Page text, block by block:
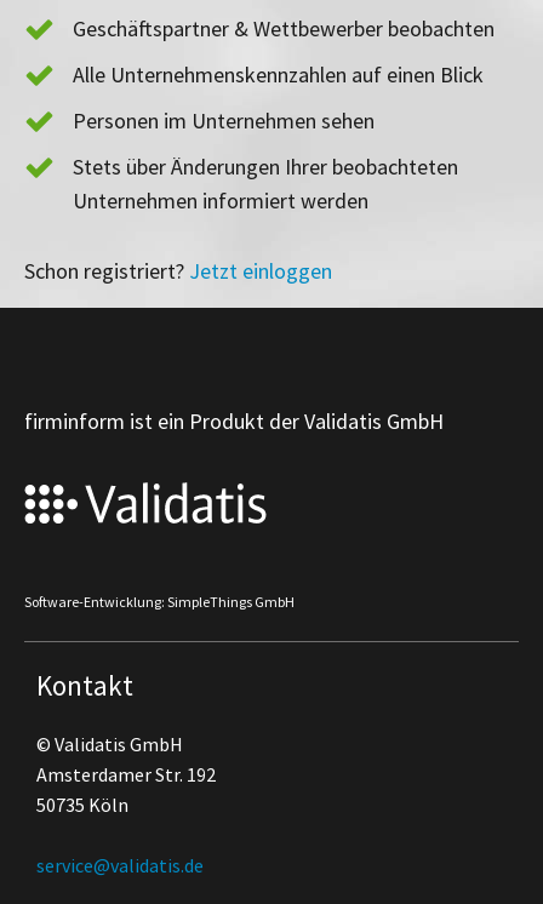
Geschäftspartner & Wettbewerber beobachten
Alle Unternehmenskennzahlen auf einen Blick
Personen im Unternehmen sehen
Stets über Änderungen Ihrer beobachteten
Unternehmen informiert werden
Schon registriert? Jetzt einloggen
firminform ist ein Produkt der Validatis GmbH
Software-Entwicklung: SimpleThings GmbH
Kontakt
© Validatis GmbH
Amsterdamer Str. 192
50735 Köln
service@validatis.de